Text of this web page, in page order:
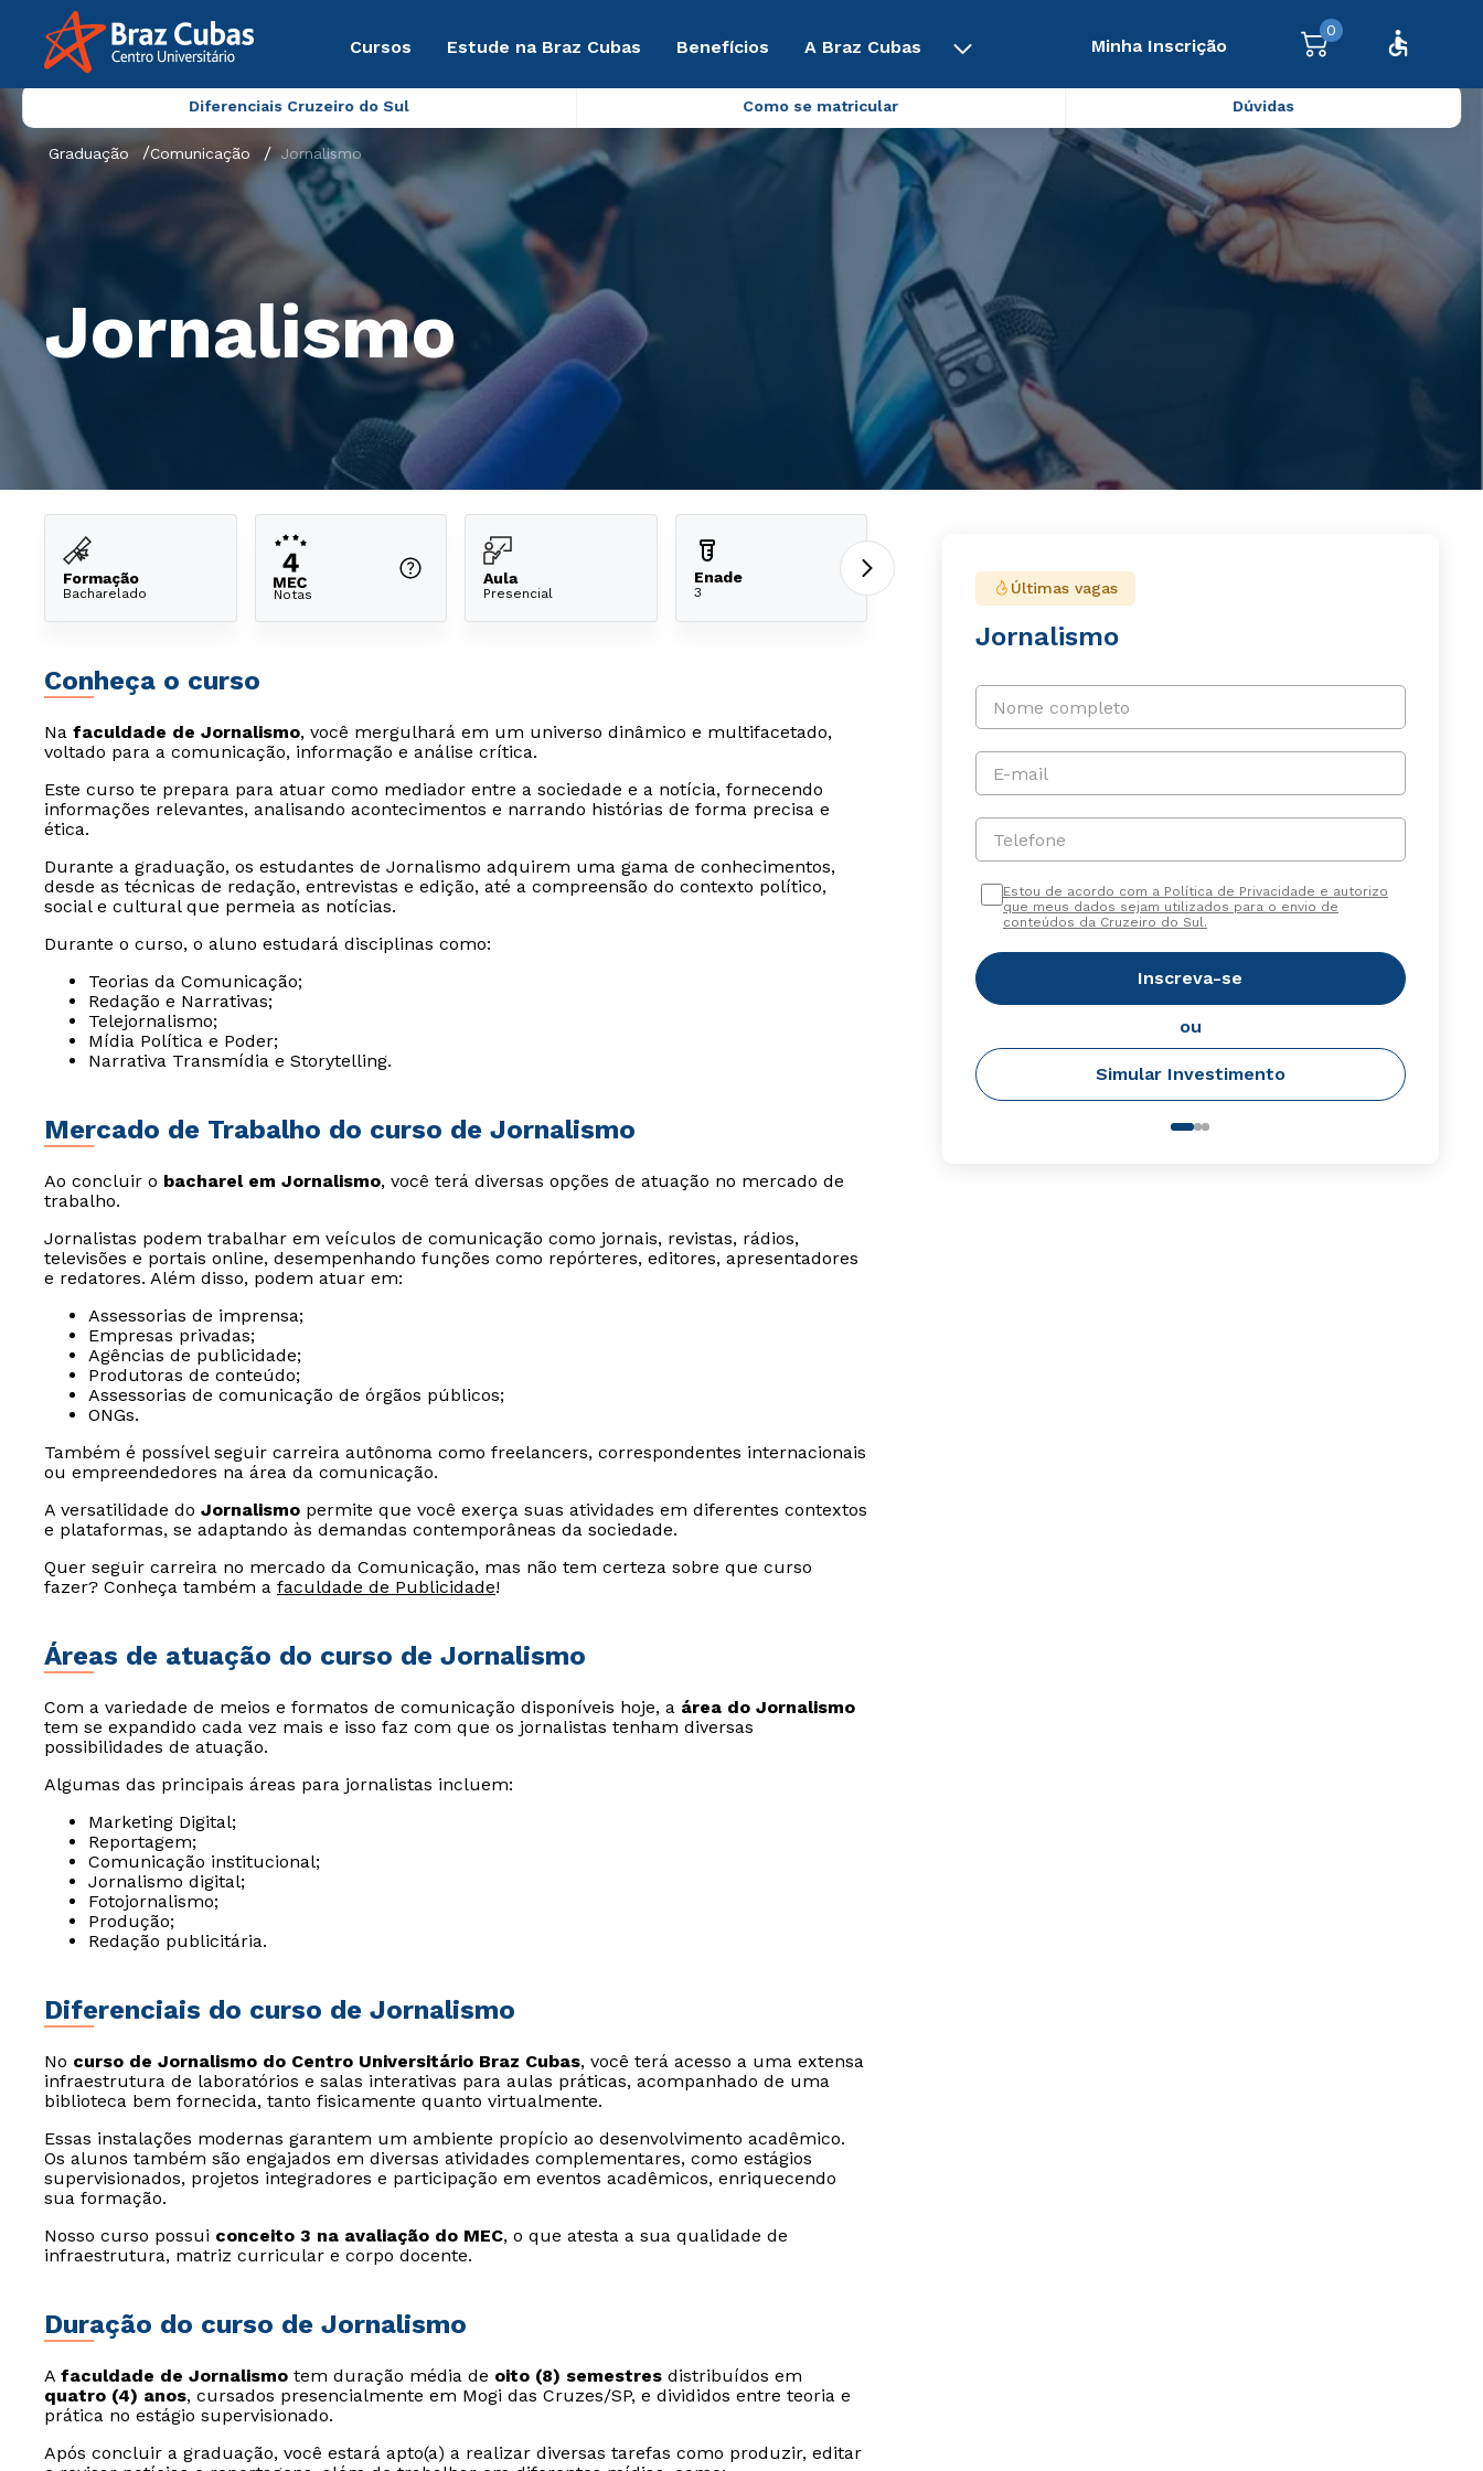
Cursos Estude na Braz Cubas Benefícios A Braz Cubas Minha Inscrição
0
Diferenciais Cruzeiro do Sul Como se matricular Dúvidas
Graduação Comunicação Jornalismo
Jornalismo
Formação
Bacharelado Notas
Aula
Presencial
Enade
3
Conheça o curso
Na faculdade de Jornalismo, você mergulhará em um universo dinâmico e multifacetado,
voltado para a comunicação, informação e análise crítica.
Este curso te prepara para atuar como mediador entre a sociedade e a notícia, fornecendo
informações relevantes, analisando acontecimentos e narrando histórias de forma precisa e
ética.
Durante a graduação, os estudantes de Jornalismo adquirem uma gama de conhecimentos,
desde as técnicas de redação, entrevistas e edição, até a compreensão do contexto político,
social e cultural que permeia as notícias.
Durante o curso, o aluno estudará disciplinas como:
Teorias da Comunicação;
Redação e Narrativas;
Telejornalismo;
Mídia Política e Poder;
Narrativa Transmídia e Storytelling.
Mercado de Trabalho do curso de Jornalismo
Ao concluir o bacharel em Jornalismo, você terá diversas opções de atuação no mercado de
trabalho.
Jornalistas podem trabalhar em veículos de comunicação como jornais, revistas, rádios,
televisões e portais online, desempenhando funções como repórteres, editores, apresentadores
e redatores. Além disso, podem atuar em:
Assessorias de imprensa;
Empresas privadas;
Agências de publicidade;
Produtoras de conteúdo;
Assessorias de comunicação de órgãos públicos;
ONGs.
Também é possível seguir carreira autônoma como freelancers, correspondentes internacionais
ou empreendedores na área da comunicação.
A versatilidade do Jornalismo permite que você exerça suas atividades em diferentes contextos
e plataformas, se adaptando às demandas contemporâneas da sociedade.
Quer seguir carreira no mercado da Comunicação, mas não tem certeza sobre que curso
fazer? Conheça também a faculdade de Publicidade!
Áreas de atuação do curso de Jornalismo
Com a variedade de meios e formatos de comunicação disponíveis hoje, a área do Jornalismo
tem se expandido cada vez mais e isso faz com que os jornalistas tenham diversas
possibilidades de atuação.
Algumas das principais áreas para jornalistas incluem:
Marketing Digital;
Reportagem;
Comunicação institucional;
Jornalismo digital;
Fotojornalismo;
Produção;
Redação publicitária.
Diferenciais do curso de Jornalismo
No curso de Jornalismo do Centro Universitário Braz Cubas, você terá acesso a uma extensa
infraestrutura de laboratórios e salas interativas para aulas práticas, acompanhado de uma
biblioteca bem fornecida, tanto fisicamente quanto virtualmente.
Essas instalações modernas garantem um ambiente propício ao desenvolvimento acadêmico.
Os alunos também são engajados em diversas atividades complementares, como estágios
supervisionados, projetos integradores e participação em eventos acadêmicos, enriquecendo
sua formação.
Nosso curso possui conceito 3 na avaliação do MEC, o que atesta a sua qualidade de
infraestrutura, matriz curricular e corpo docente.
Duração do curso de Jornalismo
A faculdade de Jornalismo tem duração média de oito (8) semestres distribuídos em
quatro (4) anos, cursados presencialmente em Mogi das Cruzes/SP, e divididos entre teoria e
prática no estágio supervisionado.
Após concluir a graduação, você estará apto(a) a realizar diversas tarefas como produzir, editar
Últimas vagas
Jornalismo
Nome completo
E-mail
Telefone
Estou de acordo com a Política de Privacidade e autorizo
que meus dados sejam utilizados para o envio de
conteúdos da Cruzeiro do Sul.
Inscreva-se
ou
Simular Investimento
WhatsApp
ou
WhatsApp
ou